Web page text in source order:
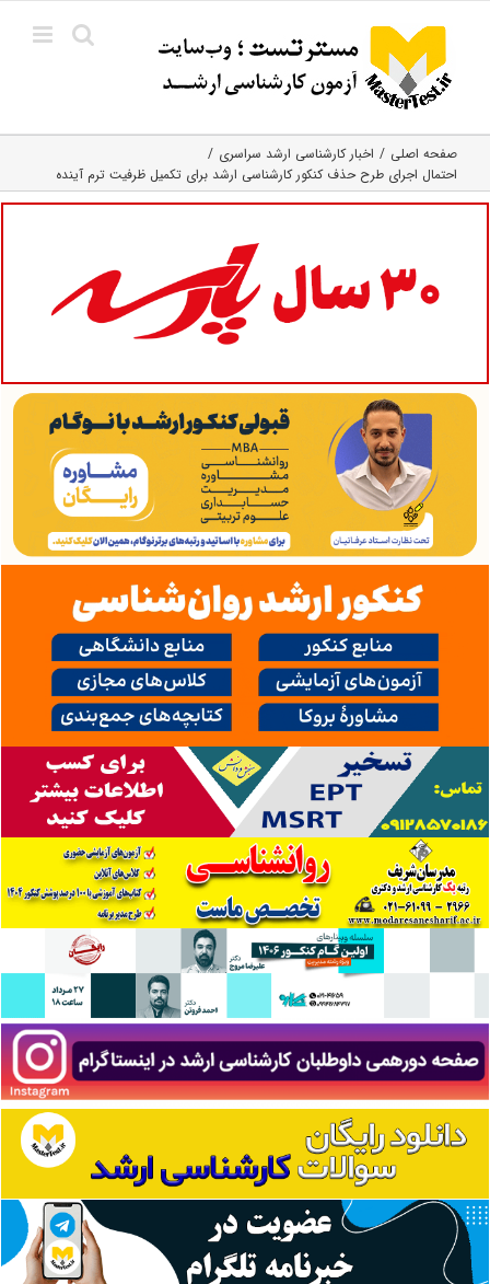
content
صفحه اصلی
اخبار کارشناسی ارشد سراسری
احتمال اجرای طرح حذف کنکور کارشناسی ارشد برای تکمیل ظرفیت ترم آینده